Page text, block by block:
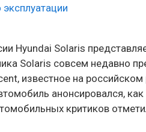
Hyundai Solaris
Solaris совсем недавно
известное на
анонсировался,
критиков